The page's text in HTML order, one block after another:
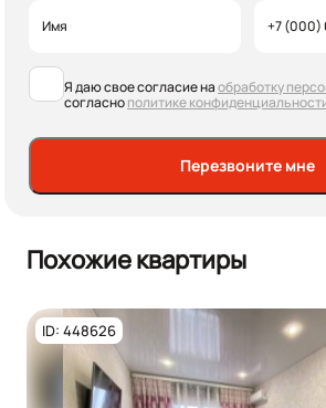
Я даю свое согласие наобработку
согласнополитике
Перезвоните мне
Похожие квартиры
ID: 448626